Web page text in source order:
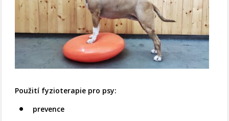
Použití fyzioterapie pro psy:
prevence